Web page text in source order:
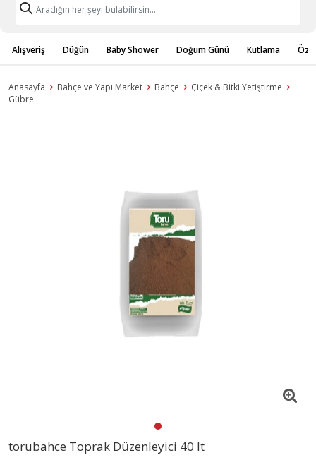
Alışveriş Düğün Baby Shower Doğum Günü Kutlama
Anasayfa Bahçe ve Yapı Market Bahçe
Çiçek & Bitki Yetiştirme
Gübre
torubahce Toprak Düzenleyici 40 lt